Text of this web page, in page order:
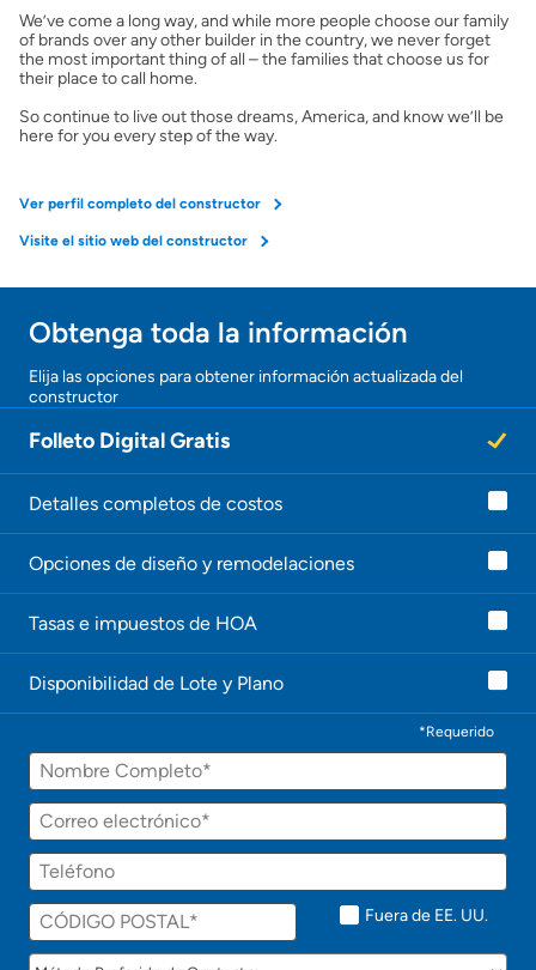
Obtener ofertas por mi casa
We’ve come a long way, and while more people choose our family
of brands over any other builder in the country, we never forget
the most important thing of all – the families that choose us for
their place to call home.
So continue to live out those dreams, America, and know we’ll be
here for you every step of the way.
Ver perfil completo del constructor
Visite el sitio web del constructor
Obtenga toda la información
Elija las opciones para obtener información actualizada del
constructor
Folleto Digital Gratis
Detalles completos de costos
Opciones de diseño y remodelaciones
Tasas e impuestos de HOA
Disponibilidad de Lote y Plano
*Requerido
Fuera de EE. UU.